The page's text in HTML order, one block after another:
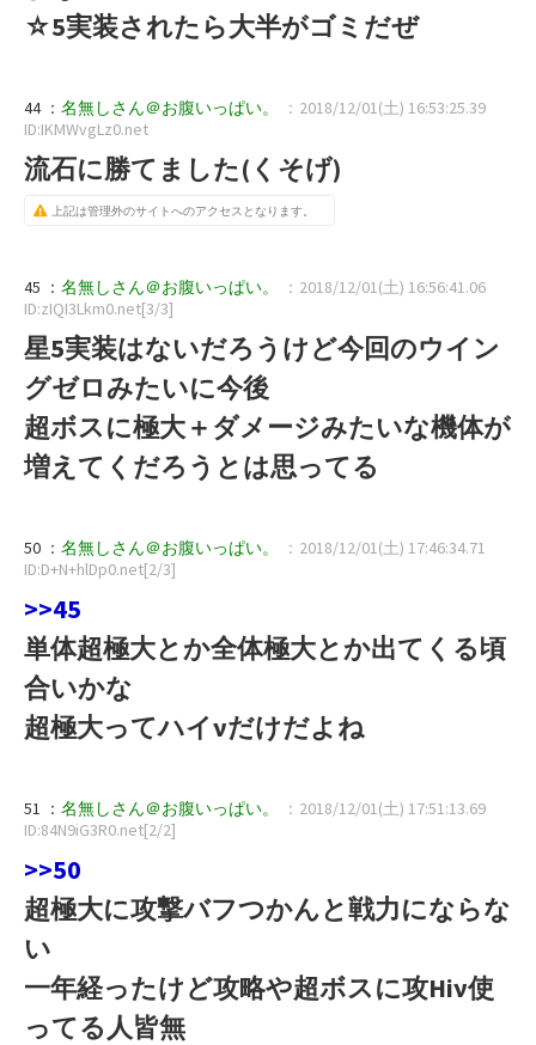
☆5実装されたら大半がゴミだぜ
44 ： 名無しさん＠お腹いっぱい。
：2018/12/01(土) 16:53:25.39
ID:IKMWvgLz0.net
流石に勝てました(くそげ)
上記は管理外のサイトへのアクセスとなります。
45 ： 名無しさん＠お腹いっぱい。
：2018/12/01(土) 16:56:41.06
ID:zIQI3Lkm0.net[3/3]
星5実装はないだろうけど今回のウイン
グゼロみたいに今後
超ボスに極大＋ダメージみたいな機体が
増えてくだろうとは思ってる
50 ： 名無しさん＠お腹いっぱい。
：2018/12/01(土) 17:46:34.71
ID:D+N+hlDp0.net[2/3]
>>45
単体超極大とか全体極大とか出てくる頃
合いかな
超極大ってハイνだけだよね
51 ： 名無しさん＠お腹いっぱい。
：2018/12/01(土) 17:51:13.69
ID:84N9iG3R0.net[2/2]
>>50
超極大に攻撃バフつかんと戦力にならな
い
一年経ったけど攻略や超ボスに攻Hiν使
ってる人皆無